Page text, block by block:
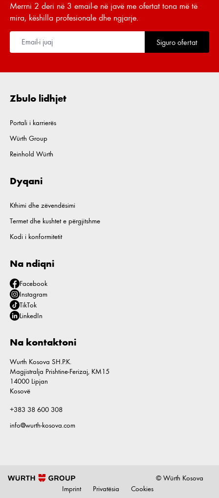
Merrni 2 deri në 3 email-e në javë me ofertat tona më të
mira, këshilla profesionale dhe ngjarje.
Siguro ofertat
Zbulo lidhjet
Portali i karrierës
Würth Group
Reinhold Würth
Dyqani
Kthimi dhe zëvendësimi
Termet dhe kushtet e përgjitshme
Kodi i konformitetit
Na ndiqni
Facebook
Instagram
TikTok
LinkedIn
Na kontaktoni
Wurth Kosova SH.P.K.
Magjistralja Prishtine-Ferizaj, KM15
14000 Lipjan
Kosovë
+383 38 600 308
info@wurth-kosova.com
© Würth Kosova
Imprint
Privatësia Cookies